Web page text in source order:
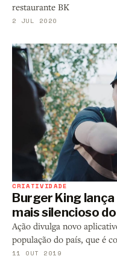
restaurante BK
2 JUL 2020
CRIATIVIDADE
Burger King
mais silencioso
Ação divulga novo
população do país, que é
11 OUT 2019